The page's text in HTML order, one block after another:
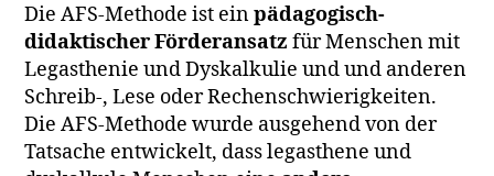
Die AFS-Methode ist einpädagogisch-
didaktischer Förderansatz für Menschen mit
Legasthenie und Dyskalkulie und und anderen
Schreib-, Lese oder Rechenschwierigkeiten.
Die AFS-Methode wurde ausgehend von der
Tatsache entwickelt, dass legasthene und